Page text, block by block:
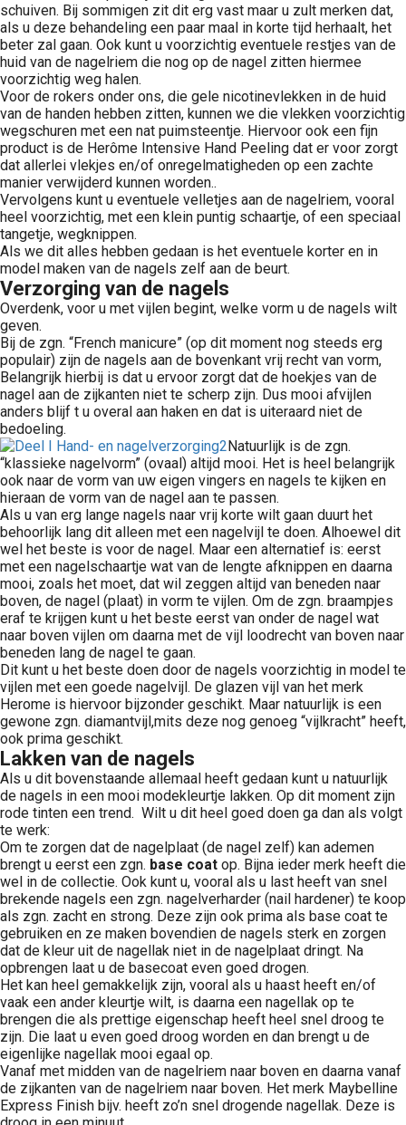
schuiven. Bij sommigen zit dit erg vast maar u zult merken dat,
als u deze behandeling een paar maal in korte tijd herhaalt, het
beter zal gaan. Ook kunt u voorzichtig eventuele restjes van de
huid van de nagelriem die nog op de nagel zitten hiermee
voorzichtig weg halen.
Voor de rokers onder ons, die gele nicotinevlekken in de huid
van de handen hebben zitten, kunnen we die vlekken voorzichtig
wegschuren met een nat puimsteentje. Hiervoor ook een fijn
product is de Herôme Intensive Hand Peeling dat er voor zorgt
dat allerlei vlekjes en/of onregelmatigheden op een zachte
manier verwijderd kunnen worden..
Vervolgens kunt u eventuele velletjes aan de nagelriem, vooral
heel voorzichtig, met een klein puntig schaartje, of een speciaal
tangetje, wegknippen.
Als we dit alles hebben gedaan is het eventuele korter en in
model maken van de nagels zelf aan de beurt.
Verzorging van de nagels
Overdenk, voor u met vijlen begint, welke vorm u de nagels wilt
geven.
Bij de zgn. “French manicure” (op dit moment nog steeds erg
populair) zijn de nagels aan de bovenkant vrij recht van vorm,
Belangrijk hierbij is dat u ervoor zorgt dat de hoekjes van de
nagel aan de zijkanten niet te scherp zijn. Dus mooi afvijlen
anders blijf t u overal aan haken en dat is uiteraard niet de
bedoeling.
Natuurlijk is de zgn.
“klassieke nagelvorm” (ovaal) altijd mooi. Het is heel belangrijk
ook naar de vorm van uw eigen vingers en nagels te kijken en
hieraan de vorm van de nagel aan te passen.
Als u van erg lange nagels naar vrij korte wilt gaan duurt het
behoorlijk lang dit alleen met een nagelvijl te doen. Alhoewel dit
wel het beste is voor de nagel. Maar een alternatief is: eerst
met een nagelschaartje wat van de lengte afknippen en daarna
mooi, zoals het moet, dat wil zeggen altijd van beneden naar
boven, de nagel (plaat) in vorm te vijlen. Om de zgn. braampjes
eraf te krijgen kunt u het beste eerst van onder de nagel wat
naar boven vijlen om daarna met de vijl loodrecht van boven naar
beneden lang de nagel te gaan.
Dit kunt u het beste doen door de nagels voorzichtig in model te
vijlen met een goede nagelvijl. De glazen vijl van het merk
Herome is hiervoor bijzonder geschikt. Maar natuurlijk is een
gewone zgn. diamantvijl,mits deze nog genoeg “vijlkracht” heeft,
ook prima geschikt.
Lakken van de nagels
Als u dit bovenstaande allemaal heeft gedaan kunt u natuurlijk
de nagels in een mooi modekleurtje lakken. Op dit moment zijn
rode tinten een trend. Wilt u dit heel goed doen ga dan als volgt
te werk:
Om te zorgen dat de nagelplaat (de nagel zelf) kan ademen
brengt u eerst een zgn. base coat op. Bijna ieder merk heeft die
wel in de collectie. Ook kunt u, vooral als u last heeft van snel
brekende nagels een zgn. nagelverharder (nail hardener) te koop
als zgn. zacht en strong. Deze zijn ook prima als base coat te
gebruiken en ze maken bovendien de nagels sterk en zorgen
dat de kleur uit de nagellak niet in de nagelplaat dringt. Na
opbrengen laat u de basecoat even goed drogen.
Het kan heel gemakkelijk zijn, vooral als u haast heeft en/of
vaak een ander kleurtje wilt, is daarna een nagellak op te
brengen die als prettige eigenschap heeft heel snel droog te
zijn. Die laat u even goed droog worden en dan brengt u de
eigenlijke nagellak mooi egaal op.
Vanaf met midden van de nagelriem naar boven en daarna vanaf
de zijkanten van de nagelriem naar boven. Het merk Maybelline
Express Finish bijv. heeft zo’n snel drogende nagellak. Deze is